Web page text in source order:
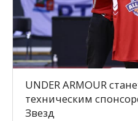
UNDER ARMOUR
техническим
Звезд